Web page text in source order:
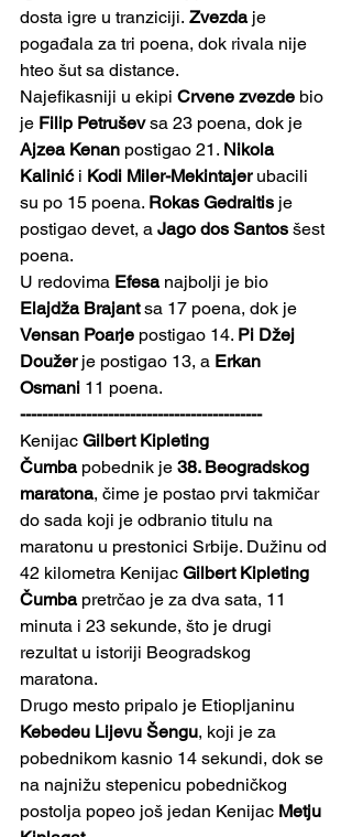
dosta igre u tranziciji. Zvezda je
pogađala za tri poena, dok rivala nije
hteo šut sa distance.
Najefikasniji u ekipi Crvene zvezde bio
je Filip Petrušev sa 23 poena, dok je
Ajzea Kenan postigao 21. Nikola
Kalinić i Kodi Miler-Mekintajer ubacili
su po 15 poena. Rokas Gedraitis je
postigao devet, a Jago dos Santos šest
poena.
U redovima Efesa najbolji je bio
Elajdža Brajant sa 17 poena, dok je
Vensan Poarje postigao 14. Pi Džej
Doužer je postigao 13, a Erkan
Osmani 11 poena.
--------------------------------------------
Kenijac Gilbert Kipleting
Čumba pobednik je 38. Beogradskog
maratona, čime je postao prvi takmičar
do sada koji je odbranio titulu na
maratonu u prestonici Srbije. Dužinu od
42 kilometra Kenijac Gilbert Kipleting
Čumba pretrčao je za dva sata, 11
minuta i 23 sekunde, što je drugi
rezultat u istoriji Beogradskog
maratona.
Drugo mesto pripalo je Etiopljaninu
Kebedeu Lijevu Šengu, koji je za
pobednikom kasnio 14 sekundi, dok se
na najnižu stepenicu pobedničkog
postolja popeo još jedan Kenijac Metju